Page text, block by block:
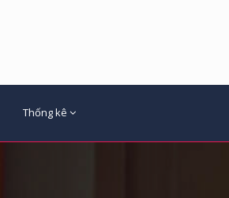
Thống kê